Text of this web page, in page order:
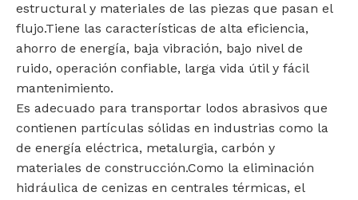
estructural y materiales de las piezas que pasan el
flujo.Tiene las características de alta eficiencia,
ahorro de energía, baja vibración, bajo nivel de
ruido, operación confiable, larga vida útil y fácil
mantenimiento.
Es adecuado para transportar lodos abrasivos que
contienen partículas sólidas en industrias como la
de energía eléctrica, metalurgia, carbón y
materiales de construcción.Como la eliminación
hidráulica de cenizas en centrales térmicas, el